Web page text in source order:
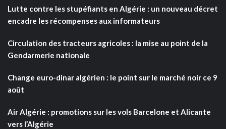
Lutte contre les stupéfiants en Algérie : un nouveau décret
encadre les récompenses aux informateurs
Circulation des tracteurs agricoles : la mise au point de la
Gendarmerie nationale
Change euro-dinar algérien : le point sur le marché noir ce 9
août
Air Algérie : promotions sur les vols Barcelone et Alicante
vers l’Algérie